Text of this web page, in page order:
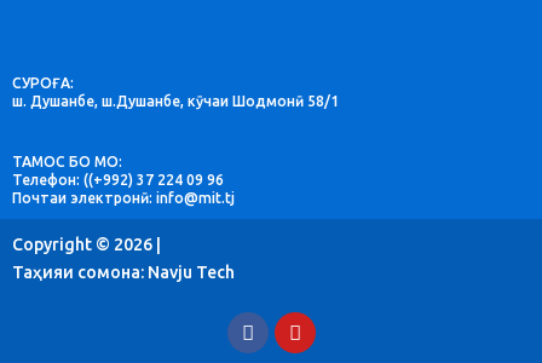
СУРОҒА:
ш. Душанбе, ш.Душанбе, кӯчаи Шодмонӣ 58/1
ТАМОС БО МО:
Телефон: ((+992) 37 224 09 96
Почтаи электронӣ: info@mit.tj
Copyright © 2026 |
Таҳияи сомона: Navju Tech
F
a
Y
o